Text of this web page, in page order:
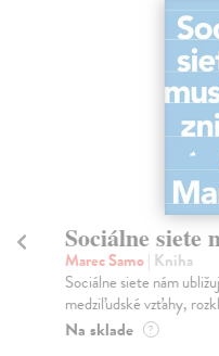
Sociálne siete
Marec Samo| Kniha
Sociálne siete nám
medziľudské vzťahy,
Na sklade ?